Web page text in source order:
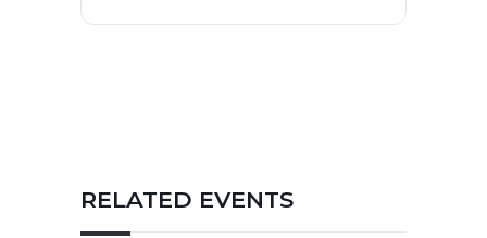
RELATED EVENTS